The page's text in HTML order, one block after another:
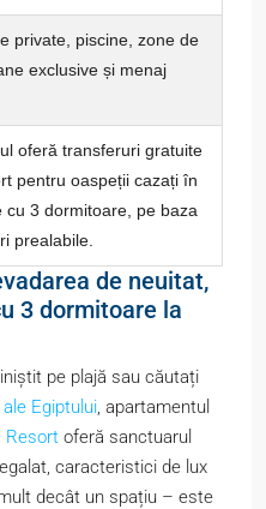
private, piscine, zone de
exclusive și menaj
oferă transferuri gratuite
pentru oaspeții cazați în
cu 3 dormitoare, pe baza
prealabile.
de neuitat,
3 dormitoare la
pe plajă sau căutați
ale Egiptului, apartamentul
Resort oferă sanctuarul
caracteristici de lux
decât un spațiu – este